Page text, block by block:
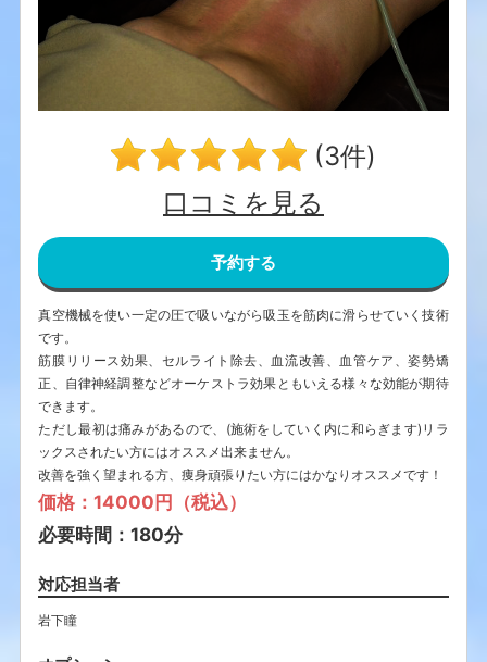
(3件)
口コミを見る
予約する
真空機械を使い一定の圧で吸いながら吸玉を筋肉に滑らせていく技術
です。
筋膜リリース効果、セルライト除去、血流改善、血管ケア、姿勢矯
正、自律神経調整などオーケストラ効果ともいえる様々な効能が期待
できます。
ただし最初は痛みがあるので、(施術をしていく内に和らぎます)リラ
ックスされたい方にはオススメ出来ません。
改善を強く望まれる方、痩身頑張りたい方にはかなりオススメです！
価格：14000円（税込）
必要時間：180分
対応担当者
岩下瞳